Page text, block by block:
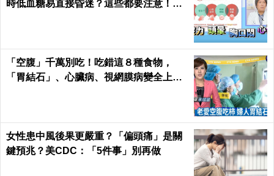
時低血糖易直接昏迷？這些都要注意！陳
「空腹」千萬別吃！吃錯這８種食物，
「胃結石」、心臟病、視網膜病變全上身
女性患中風後果更嚴重？「偏頭痛」是關
鍵預兆？美CDC：「5件事」別再做